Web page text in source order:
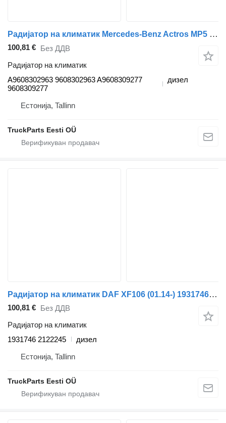
Радијатор на климатик Mercedes-Benz Actros MP5 (01.19-) A9608302963 за камион влекач Mercedes-Benz Actros MP5 (2019-)
100,81 € Без ДДВ
Радијатор на климатик
A9608302963 9608302963 A9608309277
9608309277
дизел
Естонија, Tallinn
TruckParts Eesti OÜ
Радијатор на климатик DAF XF106 (01.14-) 1931746 2122245 за камион влекач DAF XF106 (2014-)
100,81 € Без ДДВ
Радијатор на климатик
1931746 2122245
дизел
Естонија, Tallinn
TruckParts Eesti OÜ